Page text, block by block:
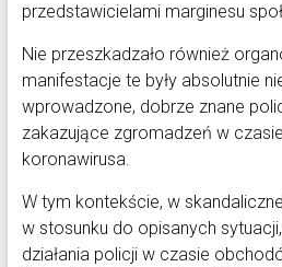
przedstawicielami marginesu
Nie przeszkadzało również
manifestacje te były absolutnie
wprowadzone, dobrze znane
zakazujące zgromadzeń w
koronawirusa.
W tym kontekście, w
w stosunku do opisanych
działania policji w czasie